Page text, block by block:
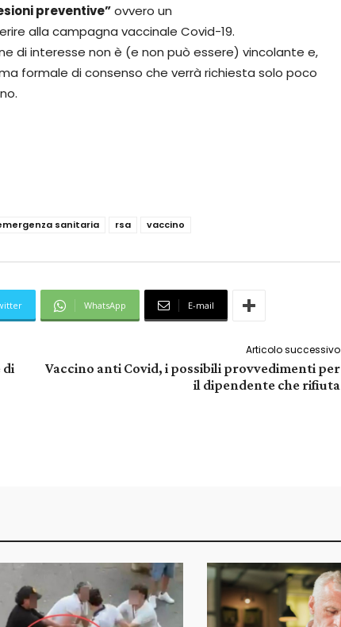
preventive”ovvero un
alla campagna vaccinale Covid-19.
di interesse non è (e non può essere) vincolante e,
formale di consenso che verrà richiesta solo poco
sanitaria rsa vaccino
WhatsApp E-mail
di
Articolo successivo
Vaccino anti Covid, i possibili provvedimenti per
il dipendente che rifiuta